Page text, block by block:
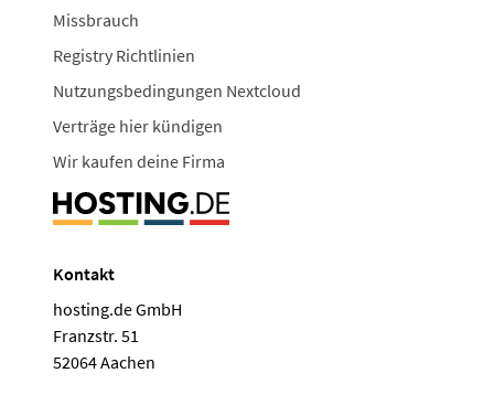
Missbrauch
Registry Richtlinien
Nutzungsbedingungen Nextcloud
Verträge hier kündigen
Wir kaufen deine Firma
Kontakt
hosting.de GmbH
Franzstr. 51
52064 Aachen